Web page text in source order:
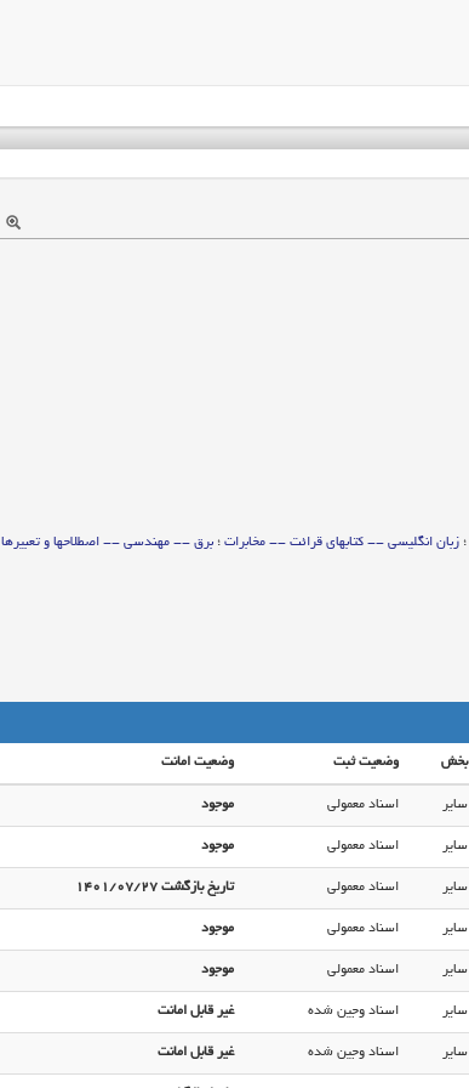
؛ زبان انگلیسی -- کتابهای قرائت -- مخابرات ؛ برق -- مهندسی -- اصطلاحها و تعبیرها
بخش وضعیت ثبت وضعیت امانت
سایر اسناد معمولی موجود
سایر اسناد معمولی موجود
سایر اسناد معمولی تاریخ بازگشت ۱۴۰۱/۰۷/۲۷
سایر اسناد معمولی موجود
سایر اسناد معمولی موجود
سایر اسناد وجین شده غیر قابل امانت
سایر اسناد وجین شده غیر قابل امانت